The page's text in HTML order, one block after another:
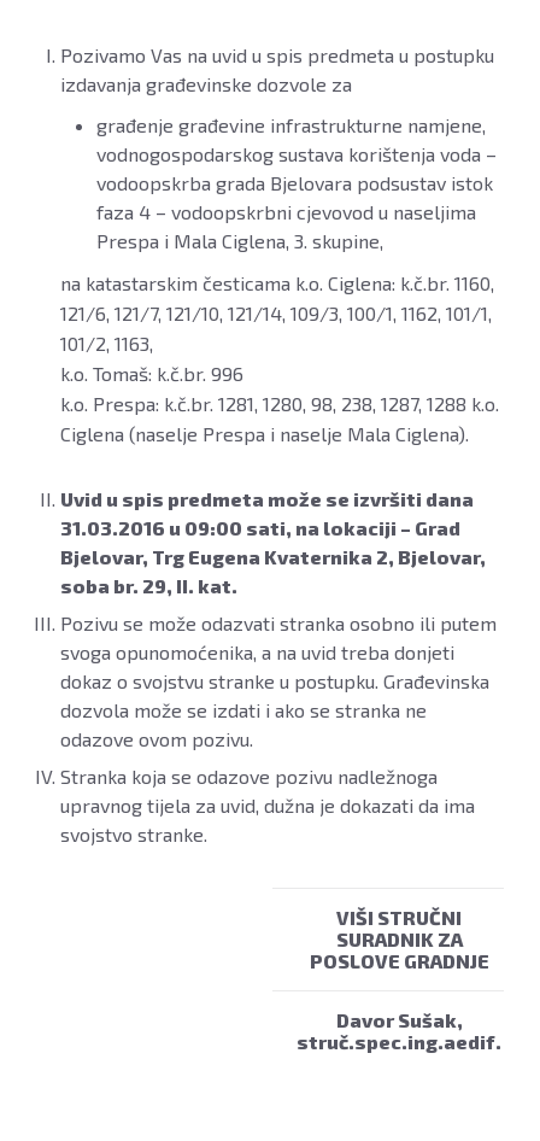
Pozivamo Vas na uvid u spis predmeta u postupku
izdavanja građevinske dozvole za
građenje građevine infrastrukturne namjene,
vodnogospodarskog sustava korištenja voda –
vodoopskrba grada Bjelovara podsustav istok
faza 4 – vodoopskrbni cjevovod u naseljima
Prespa i Mala Ciglena, 3. skupine,
na katastarskim česticama k.o. Ciglena: k.č.br. 1160,
121/6, 121/7, 121/10, 121/14, 109/3, 100/1, 1162, 101/1,
101/2, 1163,
k.o. Tomaš: k.č.br. 996
k.o. Prespa: k.č.br. 1281, 1280, 98, 238, 1287, 1288 k.o.
Ciglena (naselje Prespa i naselje Mala Ciglena).
Uvid u spis predmeta može se izvršiti dana
31.03.2016 u 09:00 sati, na lokaciji – Grad
Bjelovar, Trg Eugena Kvaternika 2, Bjelovar,
soba br. 29, II. kat.
Pozivu se može odazvati stranka osobno ili putem
svoga opunomoćenika, a na uvid treba donjeti
dokaz o svojstvu stranke u postupku. Građevinska
dozvola može se izdati i ako se stranka ne
odazove ovom pozivu.
Stranka koja se odazove pozivu nadležnoga
upravnog tijela za uvid, dužna je dokazati da ima
svojstvo stranke.
VIŠI STRUČNI
SURADNIK ZA
POSLOVE GRADNJE
Davor Sušak,
struč.spec.ing.aedif.